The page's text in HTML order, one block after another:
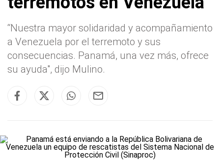
“Nuestra mayor solidaridad y acompañamiento
a Venezuela por el terremoto y sus
consecuencias. Panamá, una vez más, ofrece
su ayuda", dijo Mulino.